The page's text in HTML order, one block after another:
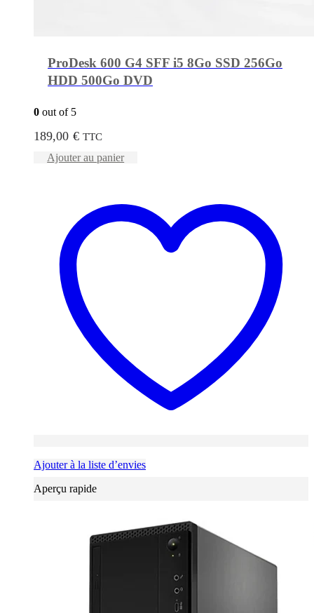
ProDesk 600 G4 SFF i5 8Go SSD 256Go
HDD 500Go DVD
0 out of 5
189,00 € TTC
Ajouter au panier
Ajouter à la liste d’envies
Aperçu rapide